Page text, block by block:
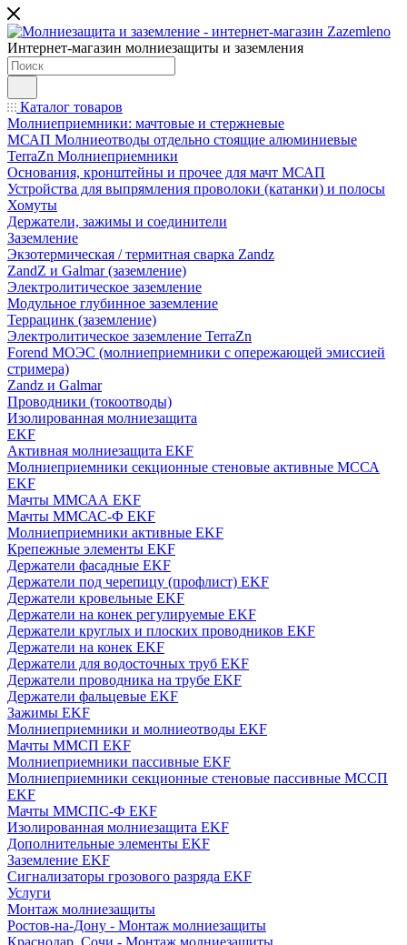
Интернет-магазин молниезащиты и заземления
Каталог товаров
Молниеприемники: мачтовые и стержневые
МСАП Молниеотводы отдельно стоящие алюминиевые
TerraZn Молниеприемники
Основания, кронштейны и прочее для мачт МСАП
Устройства для выпрямления проволоки (катанки) и полосы
Хомуты
Держатели, зажимы и соединители
Заземление
Экзотермическая / термитная сварка Zandz
ZandZ и Galmar (заземление)
Электролитическое заземление
Модульное глубинное заземление
Террацинк (заземление)
Электролитическое заземление TerraZn
Forend МОЭС (молниеприемники с опережающей эмиссией
стримера)
Zandz и Galmar
Проводники (токоотводы)
Изолированная молниезащита
EKF
Активная молниезащита EKF
Молниеприемники секционные стеновые активные МССА
EKF
Мачты ММСАА EKF
Мачты ММСАС-Ф EKF
Молниеприемники активные EKF
Крепежные элементы EKF
Держатели фасадные EKF
Держатели под черепицу (профлист) EKF
Держатели кровельные EKF
Держатели на конек регулируемые EKF
Держатели круглых и плоских проводников EKF
Держатели на конек EKF
Держатели для водосточных труб EKF
Держатели проводника на трубе EKF
Держатели фальцевые EKF
Зажимы EKF
Молниеприемники и молниеотводы EKF
Мачты ММСП EKF
Молниеприемники пассивные EKF
Молниеприемники секционные стеновые пассивные МССП
EKF
Мачты ММСПС-Ф EKF
Изолированная молниезащита EKF
Дополнительные элементы EKF
Заземление EKF
Сигнализаторы грозового разряда EKF
Услуги
Монтаж молниезащиты
Ростов-на-Дону - Монтаж молниезащиты
Краснодар, Сочи - Монтаж молниезащиты